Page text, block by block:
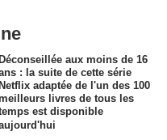
Déconseillée aux moins de 16
: la suite de cette série
Netflix adaptée de l'un des 100
livres de tous les
est disponible